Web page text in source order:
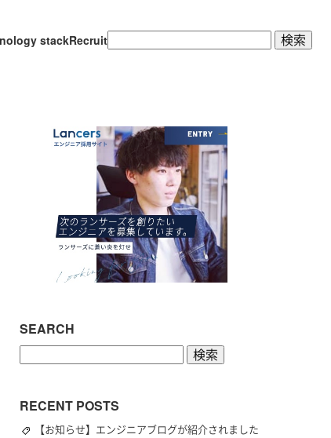
stackRecruit検
索:
SEARCH
RECENT POSTS
【お知らせ】エンジニアブログが紹介されました